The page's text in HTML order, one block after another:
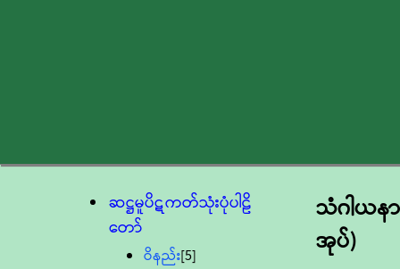
ဆဋ္ဌမူပိဋကတ်သုံးပုံပါဠိ
တော်
ဝိနည်း[5]
သံဂါယန
အုပ်)